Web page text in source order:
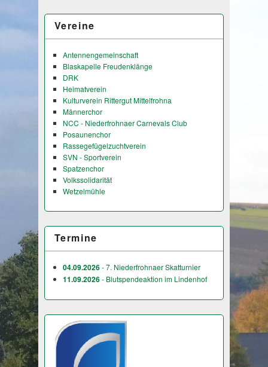
Vereine
Antennengemeinschaft
Blaskapelle Freudenklänge
DRK
Heimatverein
Kulturverein Rittergut Mittelfrohna
Männerchor
NCC - Niederfrohnaer Carnevals Club
Posaunenchor
Rassegefügelzuchtverein
SVN - Sportverein
Spatzenchor
Volkssolidarität
Wetzelmühle
Termine
04.09.2026- 7. Niederfrohnaer Skatturnier
11.09.2026- Blutspendeaktion im Lindenhof